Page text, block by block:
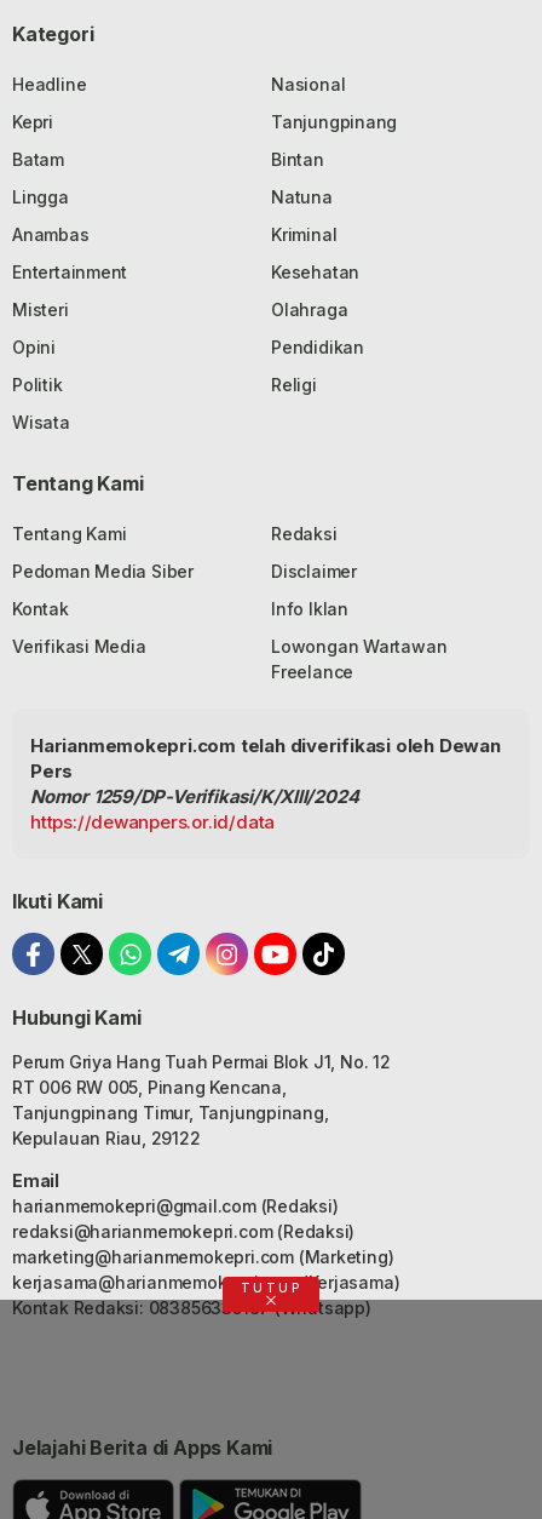
Kategori
Headline
Nasional
Kepri
Tanjungpinang
Batam
Bintan
Lingga
Natuna
Anambas
Kriminal
Entertainment
Kesehatan
Misteri
Olahraga
Opini
Pendidikan
Politik
Religi
Wisata
Tentang Kami
Tentang Kami
Redaksi
Pedoman Media Siber
Disclaimer
Kontak
Info Iklan
Verifikasi Media
Lowongan Wartawan
Freelance
Harianmemokepri.com telah diverifikasi oleh Dewan
Pers
Nomor 1259/DP-Verifikasi/K/XIII/2024
https://dewanpers.or.id/data
Ikuti Kami
Hubungi Kami
Perum Griya Hang Tuah Permai Blok J1, No. 12
RT 006 RW 005, Pinang Kencana,
Tanjungpinang Timur, Tanjungpinang,
Kepulauan Riau, 29122
Email
harianmemokepri@gmail.com(Redaksi)
redaksi@harianmemokepri.com(Redaksi)
marketing@harianmemokepri.com(Marketing)
kerjasama@harianmemokepri.com(Kerjasama)
Kontak Redaksi: 083856335187 (Whatsapp)
Jelajahi Berita di Apps Kami
TUTUP